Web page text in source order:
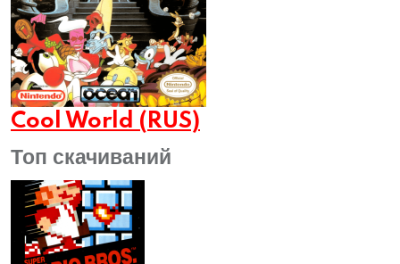
Cool World (RUS)
Топ скачиваний